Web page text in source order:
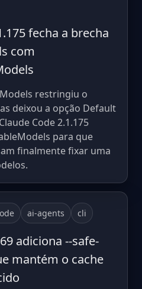
fecha a brecha
com
restringiu o
deixou a opção Default
Code 2.1.175
para que
finalmente fixar uma
ai-agents cli
adiciona --safe-
mantém o cache